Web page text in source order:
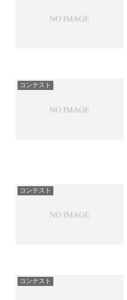
コンテスト
コンテスト
コンテスト